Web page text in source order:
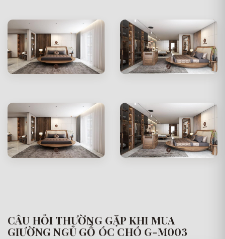
CÂU HỎI THƯỜNG GẶP KHI MUA
GIƯỜNG NGỦ GỖ ÓC CHÓ G-M003